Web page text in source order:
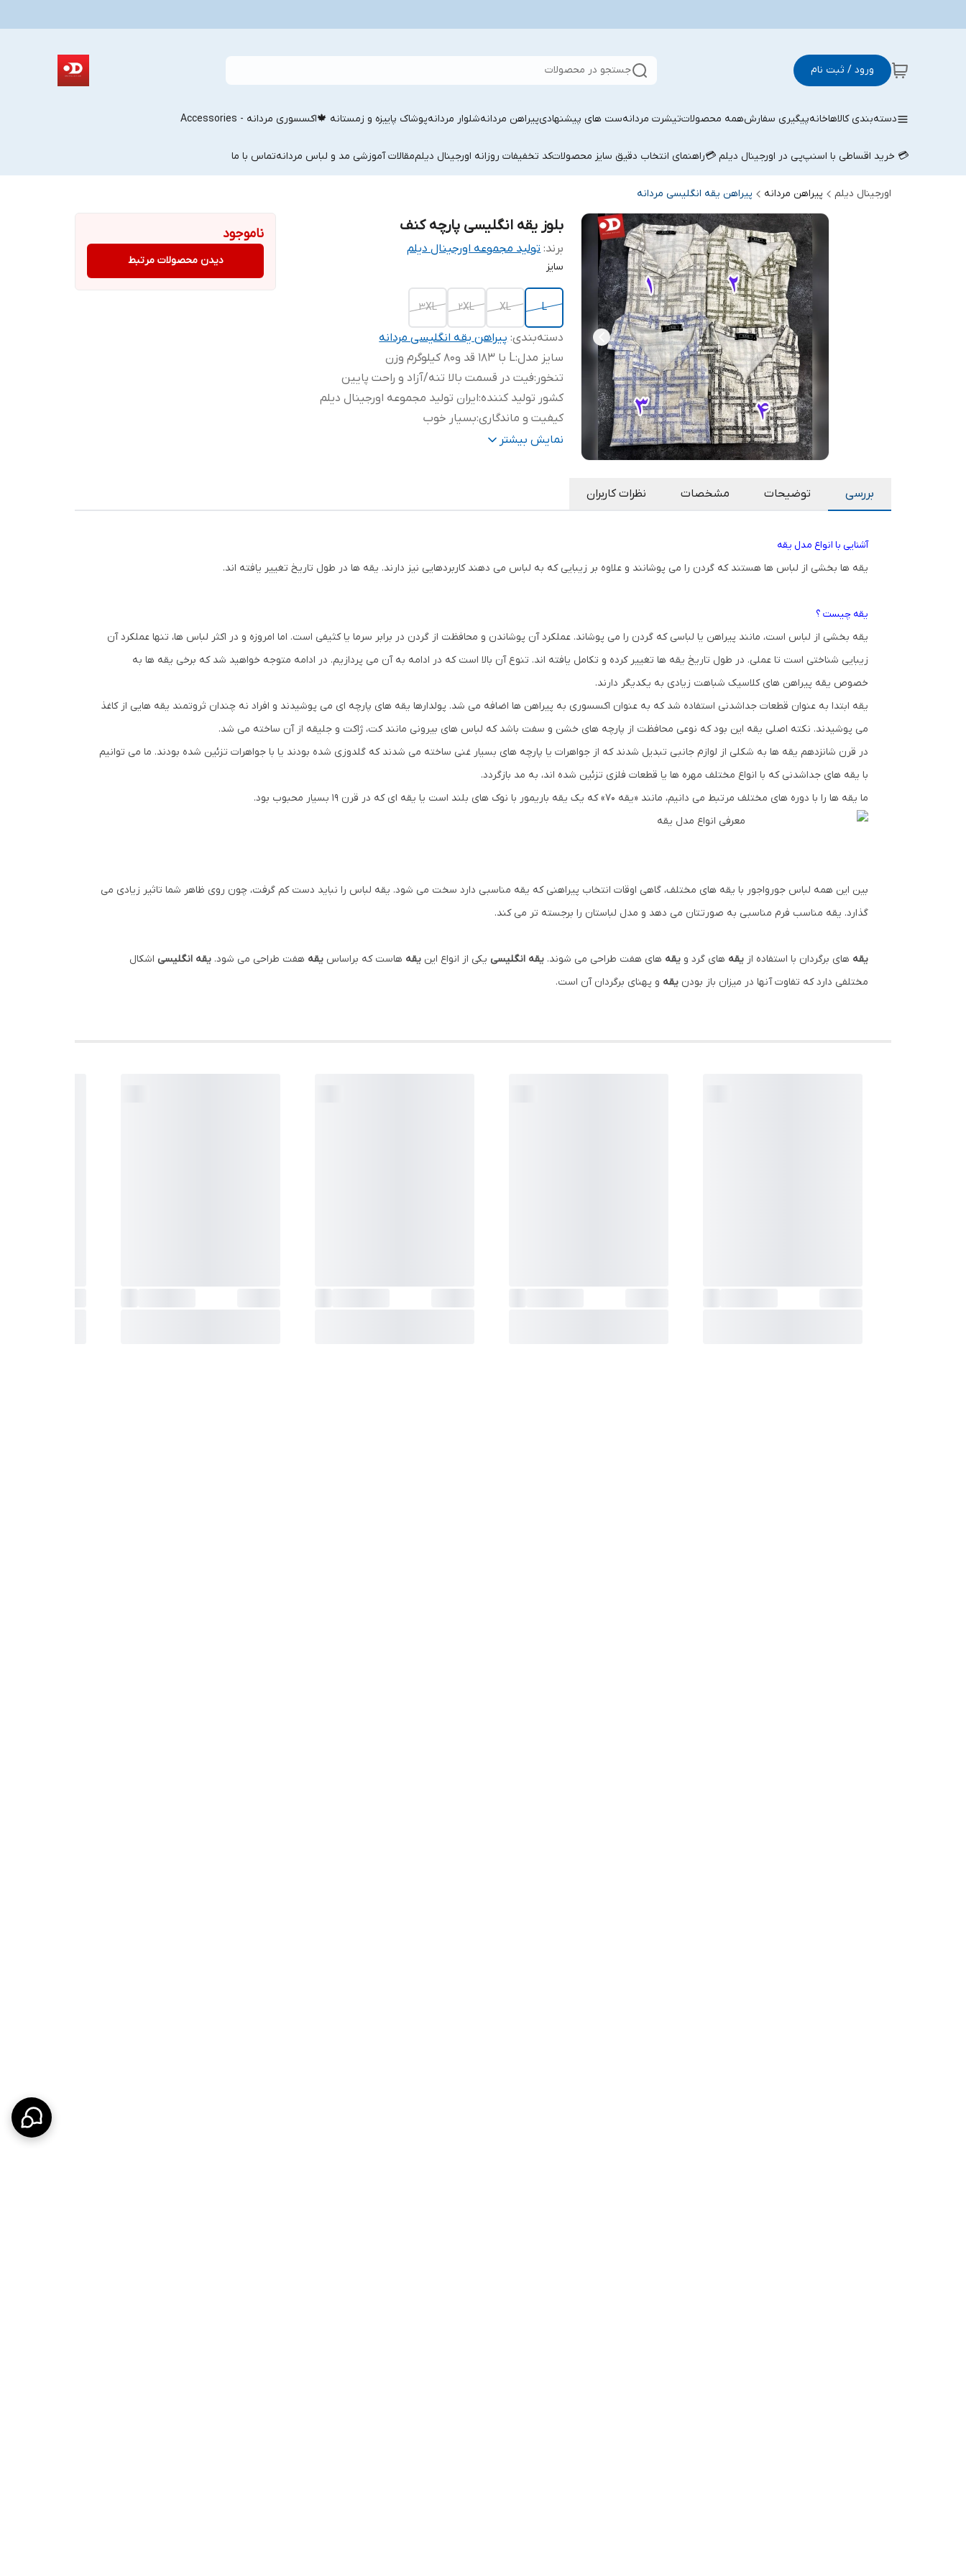
ورود / ثبت نام جستجو در محصولات
دسته‌بندی کالاهاخانهپیگیری سفارشهمه محصولاتتیشرت مردانهست های پیشنهادیپیراهن مردانهشلوار مردانهپوشاک پاییزه و زمستانه 🍁اکسسوری مردانه - Accessories
💳 خرید اقساطی با اسنپ‌پی در اورجینال دیلم 💳راهنمای انتخاب دقیق سایز محصولاتکد تخفیفات روزانه اورجینال دیلممقالات آموزشی مد و لباس مردانهتماس با ما
اورجینال دیلم پیراهن مردانه پیراهن یقه انگلیسی مردانه
بلوز یقه انگلیسی پارچه کنف
برند: تولید مجموعه اورجینال دیلم
سایز
L
XL
2XL
3XL
دسته‌بندی:پیراهن یقه انگلیسی مردانه
سایز مدل:L با ۱۸۳ قد و‌۸۰ کیلوگرم وزن
تنخور :فیت در قسمت بالا تنه/آزاد و راحت پایین
کشور تولید کننده:ایران تولید مجموعه اورجینال دیلم
کیفیت و ماندگاری:بسیار خوب
جنس پارچه:کراش بیسکوییتی وارداتی/خنک و راحتنمایش بیشتر
ناموجود
دیدن محصولات مرتبط
بررسی توضیحات مشخصات نظرات کاربران
آشنایی با انواع مدل یقه
یقه ها بخشی از لباس ها هستند که گردن را می پوشانند و علاوه بر زیبایی که به لباس می دهند کاربردهایی نیز دارند. یقه ها در طول تاریخ تغییر یافته اند.
یقه چیست ؟
یقه بخشی از لباس است، مانند پیراهن یا لباسی که گردن را می پوشاند. عملکرد آن پوشاندن و محافظت از گردن در برابر سرما یا کثیفی است. اما امروزه و در اکثر لباس ها، تنها عملکرد آن
زیبایی شناختی است تا عملی. در طول تاریخ یقه ها تغییر کرده و تکامل یافته اند. تنوع آن بالا است که در ادامه به آن می پردازیم. در ادامه متوجه خواهید شد که برخی یقه ها به
خصوص یقه پیراهن های کلاسیک شباهت زیادی به یکدیگر دارند.
یقه ابتدا به عنوان قطعات جداشدنی استفاده شد که به عنوان اکسسوری به پیراهن ها اضافه می شد. پولدارها یقه های پارچه ای می پوشیدند و افراد نه چندان ثروتمند یقه هایی از کاغذ
می پوشیدند. نکته اصلی یقه این بود که نوعی محافظت از پارچه های خشن و سفت باشد که لباس های بیرونی مانند کت، ژاکت و جلیقه از آن ساخته می شد.
در قرن شانزدهم یقه ها به شکلی از لوازم جانبی تبدیل شدند که از جواهرات یا پارچه های بسیار غنی ساخته می شدند که گلدوزی شده بودند یا با جواهرات تزئین شده بودند. ما می توانیم
با یقه های جداشدنی که با انواع مختلف مهره ها یا قطعات فلزی تزئین شده اند، به مد بازگردد.
ما یقه ها را با دوره های مختلف مرتبط می دانیم، مانند «یقه 70» که یک یقه باریمور با نوک های بلند است یا یقه ای که در قرن 19 بسیار محبوب بود.
بین این همه لباس جورواجور با یقه های مختلف، گاهی اوقات انتخاب پیراهنی که یقه مناسبی دارد سخت می شود. یقه لباس را نباید دست کم گرفت، چون روی ظاهر شما تاثیر زیادی می
گذارد. یقه مناسب فرم مناسبی به صورتتان می دهد و مدل لباستان را برجسته تر می کند.
یقه های برگردان با استفاده از یقه های گرد و یقه های هفت طراحی می شوند. یقه انگلیسی یکی از انواع این یقه هاست که براساس یقه هفت طراحی می شود. یقه انگلیسی اشکال
مختلفی دارد که تفاوت آنها در میزان باز بودن یقه و پهنای برگردان آن است.